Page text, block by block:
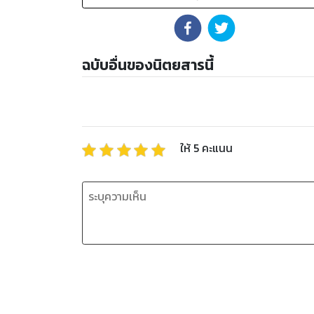
ฉบับอื่นของนิตยสารนี้
ให้ 5 คะแนน